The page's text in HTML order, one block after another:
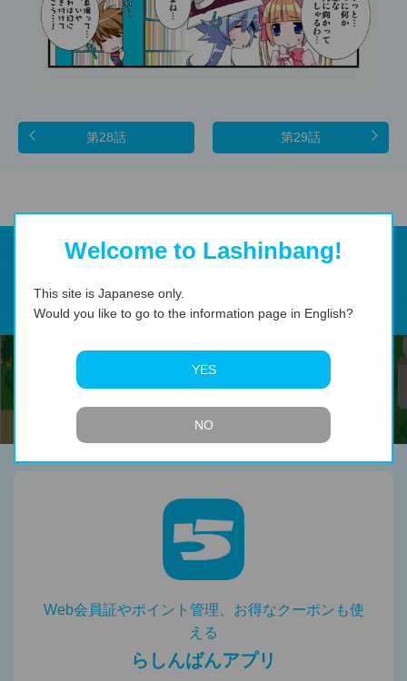
第28話 第29話
Welcome to Lashinbang!
This site is Japanese only.
Would you like to go to the information page in English?
YES
NO
Web会員証やポイント管理、お得なクーポンも使
える
らしんばんアプリ